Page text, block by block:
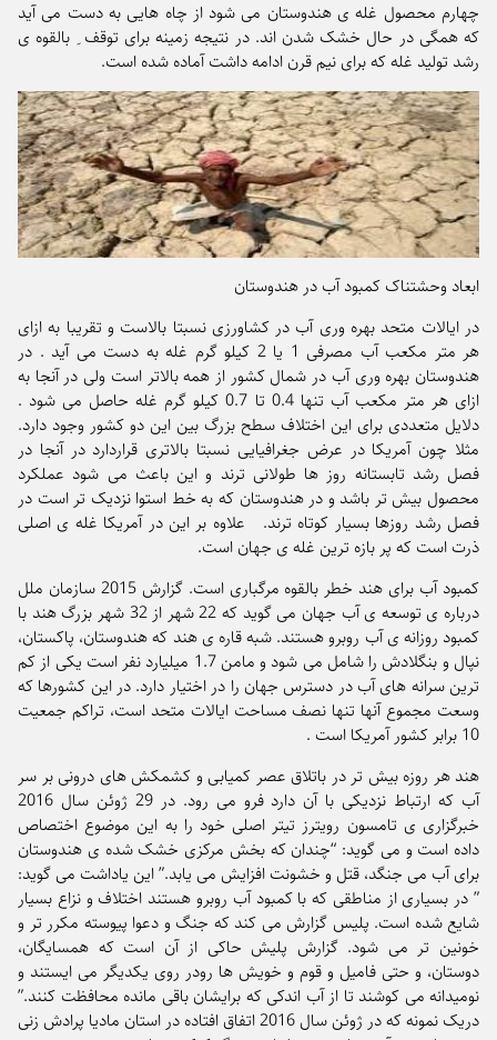
چهارم محصول غله ی هندوستان می شود از چاه هایی به دست می آید
که همگی در حال خشک شدن اند. در نتیجه زمینه برای توقف ِ بالقوه ی
رشد تولید غله که برای نیم قرن ادامه داشت آماده شده است.
ابعاد وحشتناک کمبود آب در هندوستان
در ایالات متحد بهره وری آب در کشاورزی نسبتا بالاست و تقریبا به ازای
هر متر مکعب آب مصرفی 1 یا 2 کیلو گرم غله به دست می آید . در
هندوستان بهره وری آب در شمال کشور از همه بالاتر است ولی در آنجا به
ازای هر متر مکعب آب تنها 0.4 تا 0.7 کیلو گرم غله حاصل می شود .
دلایل متعددی برای این اختلاف سطح بزرگ بین این دو کشور وجود دارد.
مثلا چون آمریکا در عرض جغرافیایی نسبتا بالاتری قراردارد در آنجا در
فصل رشد تابستانه روز ها طولانی ترند و این باعث می شود عملکرد
محصول بیش تر باشد و در هندوستان که به خط استوا نزدیک تر است در
فصل رشد روزها بسیار کوتاه ترند. علاوه بر این در آمریکا غله ی اصلی
ذرت است که پر بازه ترین غله ی جهان است.
کمبود آب برای هند خطر بالقوه مرگباری است. گزارش 2015 سازمان ملل
درباره ی توسعه ی آب جهان می گوید که 22 شهر از 32 شهر بزرگ هند با
کمبود روزانه ی آب روبرو هستند. شبه قاره ی هند که هندوستان، پاکستان،
نپال و بنگلادش را شامل می شود و مامن 1.7 میلیارد نفر است یکی از کم
ترین سرانه های آب در دسترس جهان را در اختیار دارد. در این کشورها که
وسعت مجموع آنها تنها نصف مساحت ایالات متحد است، تراکم جمعیت
10 برابر کشور آمریکا است .
هند هر روزه بیش تر در باتلاق عصر کمیابی و کشمکش های درونی بر سر
آب که ارتباط نزدیکی با آن دارد فرو می رود. در 29 ژوئن سال 2016
خبرگزاری ی تامسون رویترز تیتر اصلی خود را به این موضوع اختصاص
داده است و می گوید: “چندان که بخش مرکزی خشک شده ی هندوستان
برای آب می جنگد، قتل و خشونت افزایش می یابد.” این یاداشت می گوید:
” در بسیاری از مناطقی که با کمبود آب روبرو هستند اختلاف و نزاع بسیار
شایع شده است. پلیس گزارش می کند که جنگ و دعوا پیوسته مکرر تر و
خونین تر می شود. گزارش پلیش حاکی از آن است که همسایگان،
دوستان، و حتی فامیل و قوم و خویش ها رودر روی یکدیگر می ایستند و
نومیدانه می کوشند تا از آب اندکی که برایشان باقی مانده محافظت کنند.”
دریک نمونه که در ژوئن سال 2016 اتفاق افتاده در استان مادیا پرادش زنی